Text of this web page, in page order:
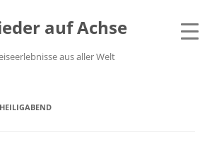
auf Achse
aus aller Welt
HEILIGABEND